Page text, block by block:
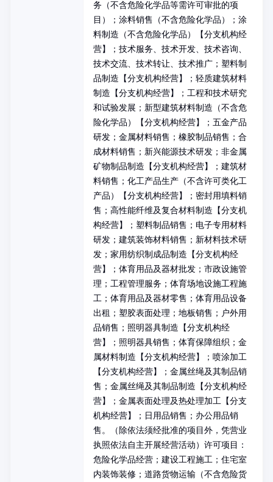
务（不含危险化学品等需许可审批的项
目）；涂料销售（不含危险化学品）；涂
料制造（不含危险化学品）【分支机构经
营】；技术服务、技术开发、技术咨询、
技术交流、技术转让、技术推广；塑料制
品制造【分支机构经营】；轻质建筑材料
制造【分支机构经营】；工程和技术研究
和试验发展；新型建筑材料制造（不含危
险化学品）【分支机构经营】；五金产品
研发；金属材料销售；橡胶制品销售；合
成材料销售；新兴能源技术研发；非金属
矿物制品制造【分支机构经营】；建筑材
料销售；化工产品生产（不含许可类化工
产品）【分支机构经营】；密封用填料销
售；高性能纤维及复合材料制造【分支机
构经营】；塑料制品销售；电子专用材料
研发；建筑装饰材料销售；新材料技术研
发；家用纺织制成品制造【分支机构经
营】；体育用品及器材批发；市政设施管
理；工程管理服务；体育场地设施工程施
工；体育用品及器材零售；体育用品设备
出租；塑胶表面处理；地板销售；户外用
品销售；照明器具制造【分支机构经
营】；照明器具销售；体育保障组织；金
属材料制造【分支机构经营】；喷涂加工
【分支机构经营】；金属丝绳及其制品销
售；金属丝绳及其制品制造【分支机构经
营】；金属表面处理及热处理加工【分支
机构经营】；日用品销售；办公用品销
售。（除依法须经批准的项目外，凭营业
执照依法自主开展经营活动）许可项目：
危险化学品经营；建设工程施工；住宅室
内装饰装修；道路货物运输（不含危险货